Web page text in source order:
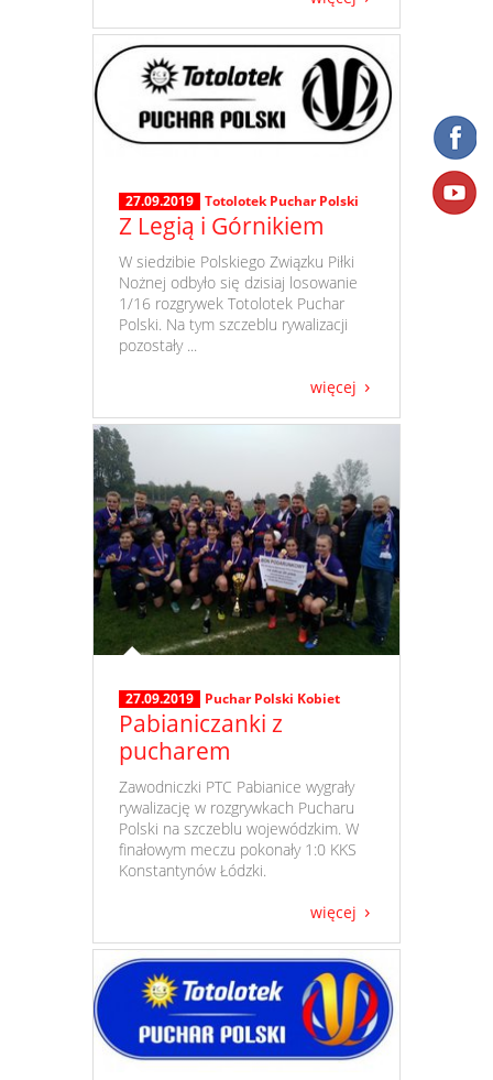
27.09.2019 Totolotek Puchar Polski
Z Legią i Górnikiem
​ W siedzibie Polskiego Związku Piłki
Nożnej odbyło się dzisiaj losowanie
1/16 rozgrywek Totolotek Puchar
Polski. Na tym szczeblu rywalizacji
pozostały ...
więcej
27.09.2019 Puchar Polski Kobiet
Pabianiczanki z
pucharem
​ Zawodniczki PTC Pabianice wygrały
rywalizację w rozgrywkach Pucharu
Polski na szczeblu wojewódzkim. W
finałowym meczu pokonały 1:0 KKS
Konstantynów Łódzki.
więcej